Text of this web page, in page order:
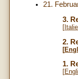
21.
3.
[
2.
[
1.
[